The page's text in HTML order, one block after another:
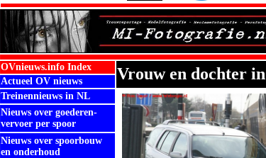
OVnieuws.info Index Vrouw en dochter
Actueel OV nieuws
Treinennieuws in NL
Nieuws over goederen-
vervoer per spoor
Nieuws over spoorbouw
en onderhoud